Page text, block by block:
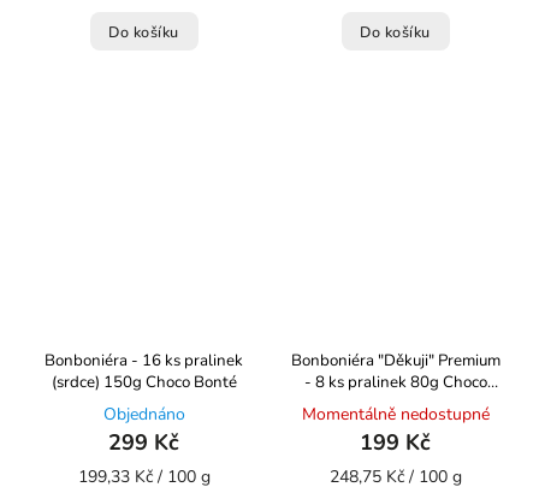
Do košíku Do košíku
Bonboniéra - 16 ks pralinek
(srdce) 150g Choco Bonté
Objednáno
299 Kč
199,33 Kč / 100 g
Bonboniéra "Děkuji" Premium
- 8 ks pralinek 80g Choco
Bonté
Momentálně nedostupné
199 Kč
248,75 Kč / 100 g